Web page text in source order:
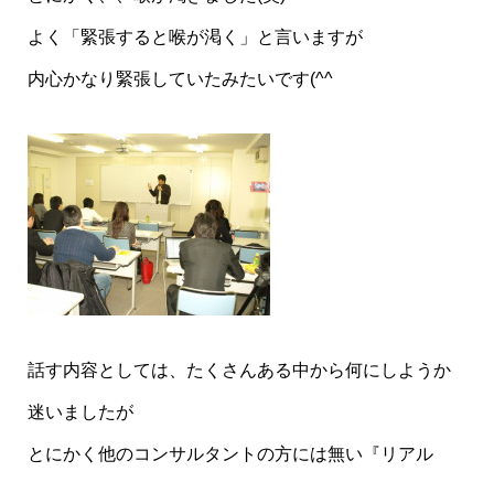
よく「緊張すると喉が渇く」と言いますが
内心かなり緊張していたみたいです(^^ゞ
話す内容としては、たくさんある中から何にしようか
迷いましたが
とにかく他のコンサルタントの方には無い『リアル